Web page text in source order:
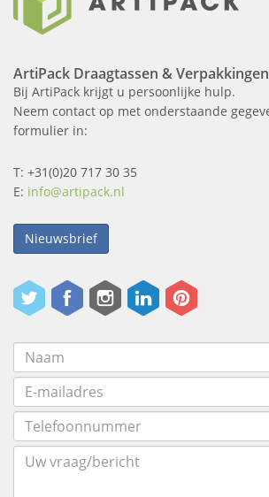
ArtiPack Draagtassen & Verpakkingen
Bij ArtiPack krijgt u persoonlijke hulp.
Neem contact op met onderstaande
formulier in:
T: +31(0)20 717 30 35
E: info@artipack.nl
Nieuwsbrief